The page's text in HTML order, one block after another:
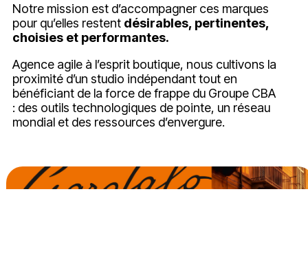
Notre mission est d’accompagner ces marques
pour qu’elles restent désirables, pertinentes,
choisies et performantes.
Agence agile à l’esprit boutique, nous cultivons la
proximité d’un studio indépendant tout en
bénéficiant de la force de frappe du Groupe CBA
: des outils technologiques de pointe, un réseau
mondial et des ressources d’envergure.